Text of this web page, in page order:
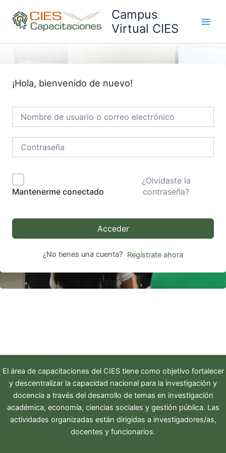
contenido
Campus
Virtual CIES
¡Hola, bienvenido de nuevo!
Mantenerme conectado
¿Olvidaste la
contraseña?
Acceder
¿No tienes una cuenta? Regístrate ahora
El área de capacitaciones del CIEStiene como objetivo fortalecer
y descentralizar la capacidad nacional para la investigación y
docencia a través del desarrollo de temas en investigación
académica, economía, ciencias sociales y gestión pública. Las
actividades organizadas están dirigidas a investigadores/as,
docentes y funcionarios.